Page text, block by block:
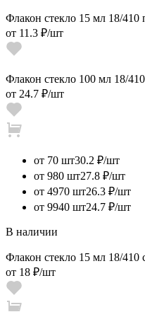
Флакон стекло 15 мл 18/
от 11.3 ₽/шт
Флакон стекло 100 мл 18/
от 24.7 ₽/шт
от 70 шт30.2 ₽/шт
от 980 шт27.8 ₽/шт
от 4970 шт26.3 ₽/шт
от 9940 шт24.7 ₽/шт
В наличии
Флакон стекло 15 мл 18/
от 18 ₽/шт